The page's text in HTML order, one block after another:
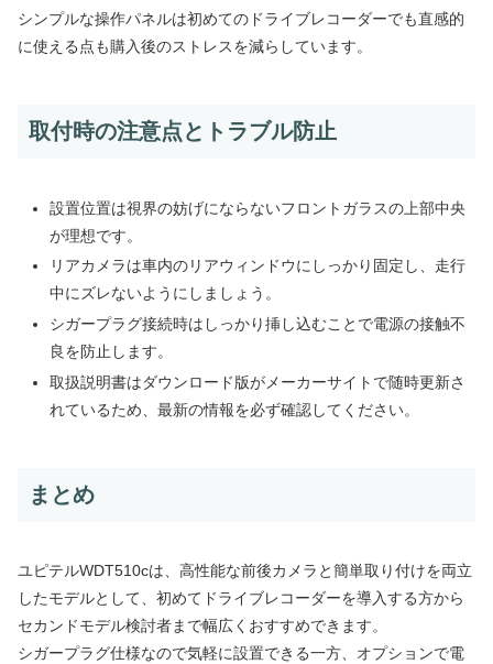
シンプルな操作パネルは初めてのドライブレコーダーでも直感的
に使える点も購入後のストレスを減らしています。
取付時の注意点とトラブル防止
設置位置は視界の妨げにならないフロントガラスの上部中央
が理想です。
リアカメラは車内のリアウィンドウにしっかり固定し、走行
中にズレないようにしましょう。
シガープラグ接続時はしっかり挿し込むことで電源の接触不
良を防止します。
取扱説明書はダウンロード版がメーカーサイトで随時更新さ
れているため、最新の情報を必ず確認してください。
まとめ
ユピテルWDT510cは、高性能な前後カメラと簡単取り付けを両立
したモデルとして、初めてドライブレコーダーを導入する方から
セカンドモデル検討者まで幅広くおすすめできます。
シガープラグ仕様なので気軽に設置できる一方、オプションで電